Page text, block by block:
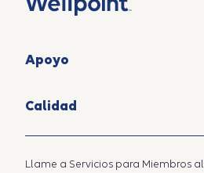
Apoyo
Calidad
Llame a Servicios para Miembros al